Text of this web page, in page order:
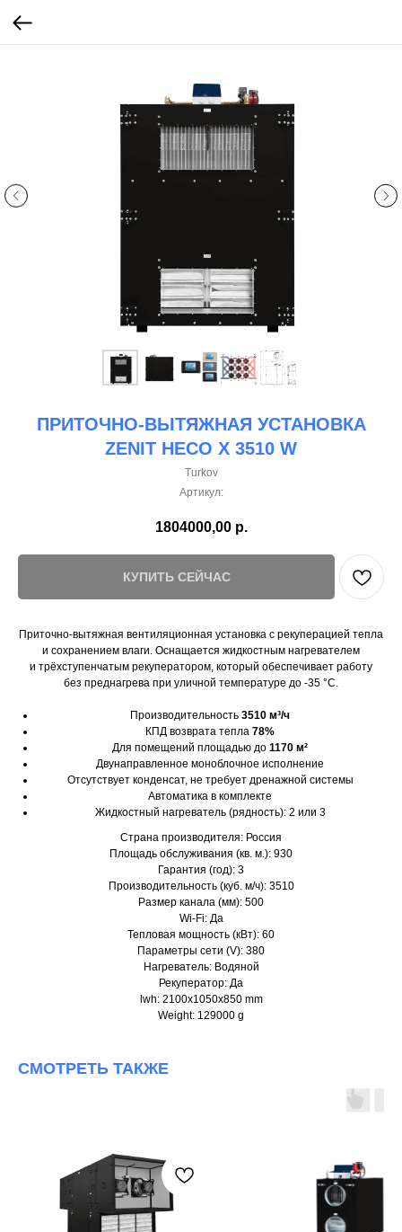
ПРИТОЧНО-ВЫТЯЖНАЯ УСТАНОВКА
ZENIT HECO X 3510 W
Turkov
Артикул:
1804000,00 р.
КУПИТЬ СЕЙЧАС
Приточно-вытяжная вентиляционная установка с рекуперацией тепла
и сохранением влаги. Оснащается жидкостным нагревателем
и трёхступенчатым рекуператором, который обеспечивает работу
без преднагрева при уличной температуре до -35 °C.
Производительность 3510 м³/ч
КПД возврата тепла 78%
Для помещений площадью до 1170 м²
Двунаправленное моноблочное исполнение
Отсутствует конденсат, не требует дренажной системы
Автоматика в комплекте
Жидкостный нагреватель (рядность): 2 или 3
Страна производителя: Россия
Площадь обслуживания (кв. м.): 930
Гарантия (год): 3
Производительность (куб. м/ч): 3510
Размер канала (мм): 500
Wi-Fi: Да
Тепловая мощность (кВт): 60
Параметры сети (V): 380
Нагреватель: Водяной
Рекуператор: Да
lwh: 2100x1050x850 mm
Weight: 129000 g
СМОТРЕТЬ ТАКЖЕ